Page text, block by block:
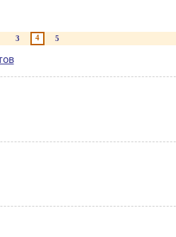
3 4 5